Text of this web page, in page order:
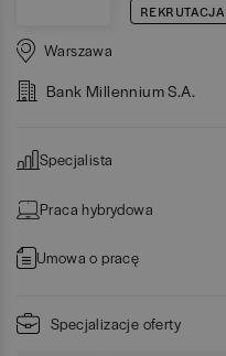
Warszawa
Bank Millennium S.A.
Specjalista
Praca hybrydowa
Umowa o pracę
Specjalizacje oferty